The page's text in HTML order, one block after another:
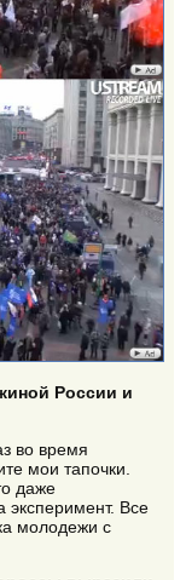
России и
во время
мои тапочки.
даже
эксперимент. Все
молодежи с